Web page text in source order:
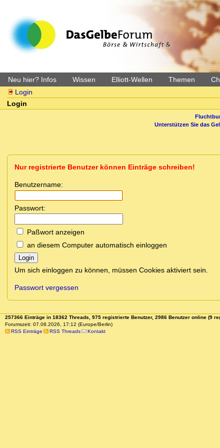
Neu hier? Infos Wissen Elliott-Wellen Themen
Login
Login
Unterstützen Sie das
Nur registrierte Benutzer können Einträge schreiben!
Benutzername:
Passwort:
Paßwort anzeigen
an diesem Computer automatisch einloggen
Login
Um sich einloggen zu können, müssen Cookies aktiviert sein.
Passwort vergessen
257366 Einträge in 18362 Threads, 975 registrierte Benutzer, 2986 Benutzer online (9
Forumszeit: 07.08.2026, 17:12 (Europe/Berlin)
RSS Einträge
RSS Threads Kontakt